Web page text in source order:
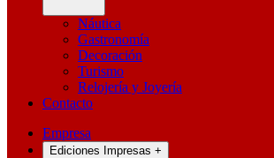
Náutica
Gastronomía
Decoración
Turismo
Relojería y Joyería
Contacto
Empresa
Ediciones Impresas +